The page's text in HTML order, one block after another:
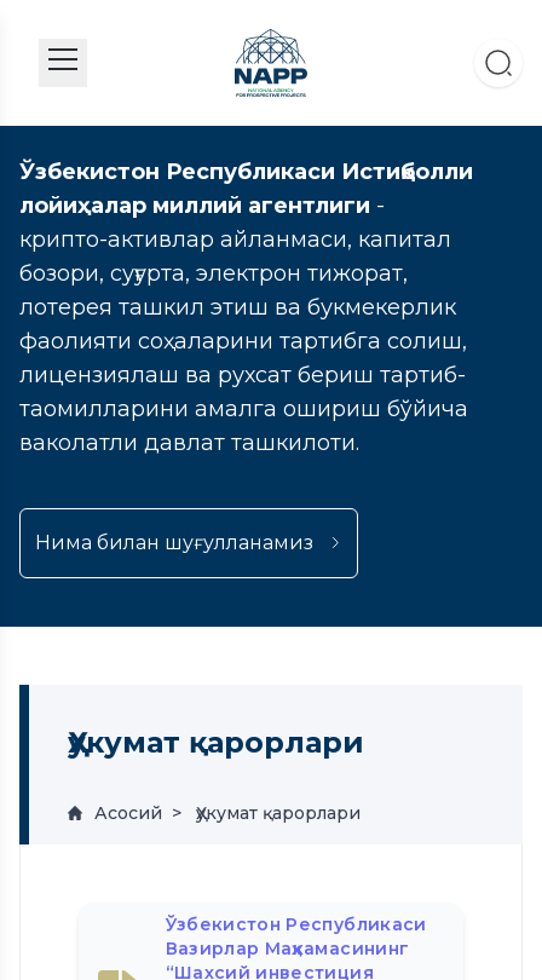
Ўзбекистон Республикаси Истиқболли
лойиҳалар миллий агентлиги -
крипто-активлар айланмаси, капитал
бозори, суғурта, электрон тижорат,
лотерея ташкил этиш ва букмекерлик
фаолияти соҳаларини тартибга солиш,
лицензиялаш ва рухсат бериш тартиб-
таомилларини амалга ошириш бўйича
ваколатли давлат ташкилоти.
Нима билан шуғулланамиз
Ҳукумат қарорлари
Асосий Ҳукумат қарорлари
Ўзбекистон Республикаси
Вазирлар Маҳкамасининг
“Шахсий инвестиция